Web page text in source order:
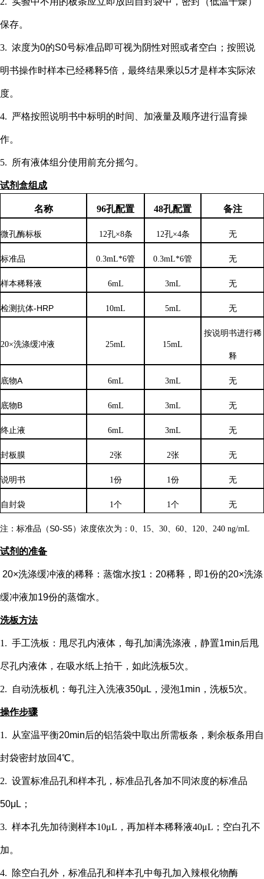
保存。
3. 浓度为0的S0号标准品即可视为阴性对照或者空白；按照说
明书操作时样本已经稀释5倍，最终结果乘以5才是样本实际浓
度。
4. 严格按照说明书中标明的时间、加液量及顺序进行温育操
作。
5. 所有液体组分使用前充分摇匀。
试剂盒组成
名称 96孔配置 48孔配置 备注
微孔酶标板 12孔×8条 12孔×4条 无
标准品 0.3mL*6管 0.3mL*6管 无
样本稀释液 6mL 3mL 无
检测抗体-HRP 10mL 5mL 无
20×洗涤缓冲液 25mL 15mL
按说明书进行稀
释
底物A 6mL 3mL 无
底物B 6mL 3mL 无
终止液 6mL 3mL 无
封板膜 2张 2张 无
说明书 1份 1份 无
自封袋 1个 1个 无
注：标准品（S0-S5）浓度依次为： 0、15、30、60、120、240 ng/mL
试剂的准备
20×洗涤缓冲液的稀释：蒸馏水按1：20稀释，即1份的20×洗涤
缓冲液加19份的蒸馏水。
洗板方法
1. 手工洗板：甩尽孔内液体，每孔加满洗涤液，静置1min后甩
尽孔内液体，在吸水纸上拍干，如此洗板5次。
2. 自动洗板机：每孔注入洗液350μL，浸泡1min，洗板5次。
操作步骤
1. 从室温平衡20min后的铝箔袋中取出所需板条，剩余板条用自
封袋密封放回4℃。
2. 设置标准品孔和样本孔 ，标准品孔各加不同浓度的标准品
50μL；
3. 样本孔先加待测样本10μL，再加样本稀释液40μL； 空白孔不
加。
4. 除空白孔外， 标准品孔和样本孔中每孔加入辣根化物酶